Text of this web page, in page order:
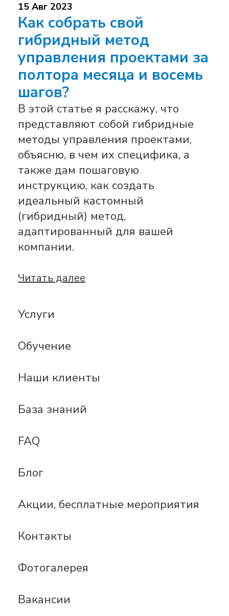
Услуги
Обучение
Наши клиенты
База знаний
FAQ
Блог
Акции, бесплатные мероприятия
Контакты
Фотогалерея
Вакансии
15 Авг 2023
Как собрать свой
гибридный метод
управления проектами за
полтора месяца и восемь
шагов?
В этой статье я расскажу, что
представляют собой гибридные
методы управления проектами,
объясню, в чем их специфика, а
также дам пошаговую
инструкцию, как создать
идеальный кастомный
(гибридный) метод,
адаптированный для вашей
компании.
Читать далее